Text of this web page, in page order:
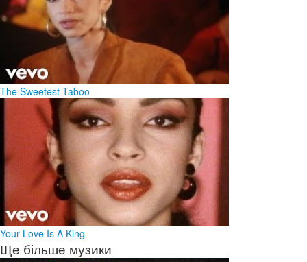
The Sweetest Taboo
Your Love Is A King
Ще більше музики